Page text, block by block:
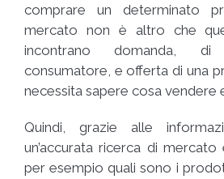
comprare un determinato
mercato non è altro che
incontrano domanda,
consumatore, e offerta di una
necessita sapere cosa vendere
Quindi, grazie alle
un’accurata ricerca di
per esempio quali sono i